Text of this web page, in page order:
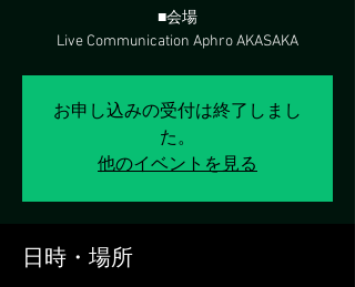
■会場
Live Communication Aphro AKASAKA
お申し込みの受付は終了しまし
た。
他のイベントを見る
日時・場所